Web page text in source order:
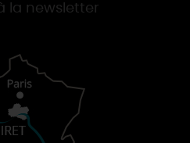
la newsletter